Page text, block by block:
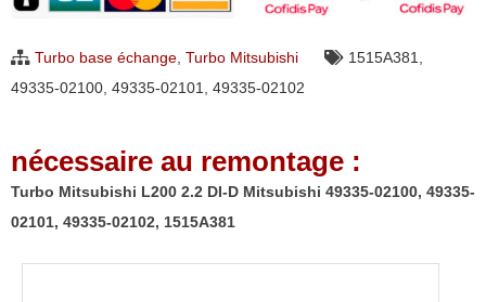
L200
DI-
49335-
02100,
49335-
Turbo base échange, Turbo Mitsubishi 1515A381,
49335-02100, 49335-02101, 49335-02102
nécessaire au remontage :
Turbo Mitsubishi L200 2.2 DI-D Mitsubishi 49335-02100, 49335-
02101, 49335-02102, 1515A381